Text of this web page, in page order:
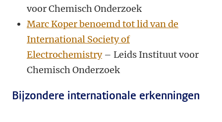
voor Chemisch Onderzoek
Marc Koper benoemd tot lid van de
International Society of
Electrochemistry– Leids Instituut voor
Chemisch Onderzoek
Bijzondere internationale erkenningen